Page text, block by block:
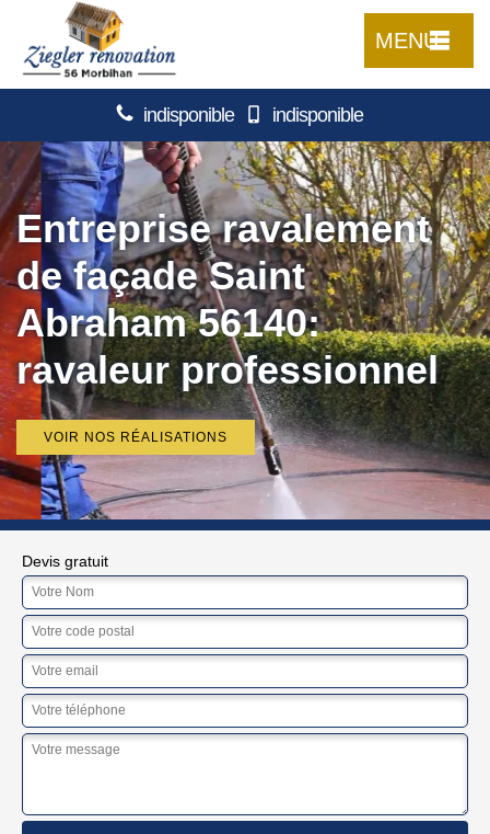
MENU
indisponible indisponible
Entreprise ravalement
de façade Saint
Abraham 56140:
ravaleur professionnel
VOIR NOS RÉALISATIONS
Devis gratuit